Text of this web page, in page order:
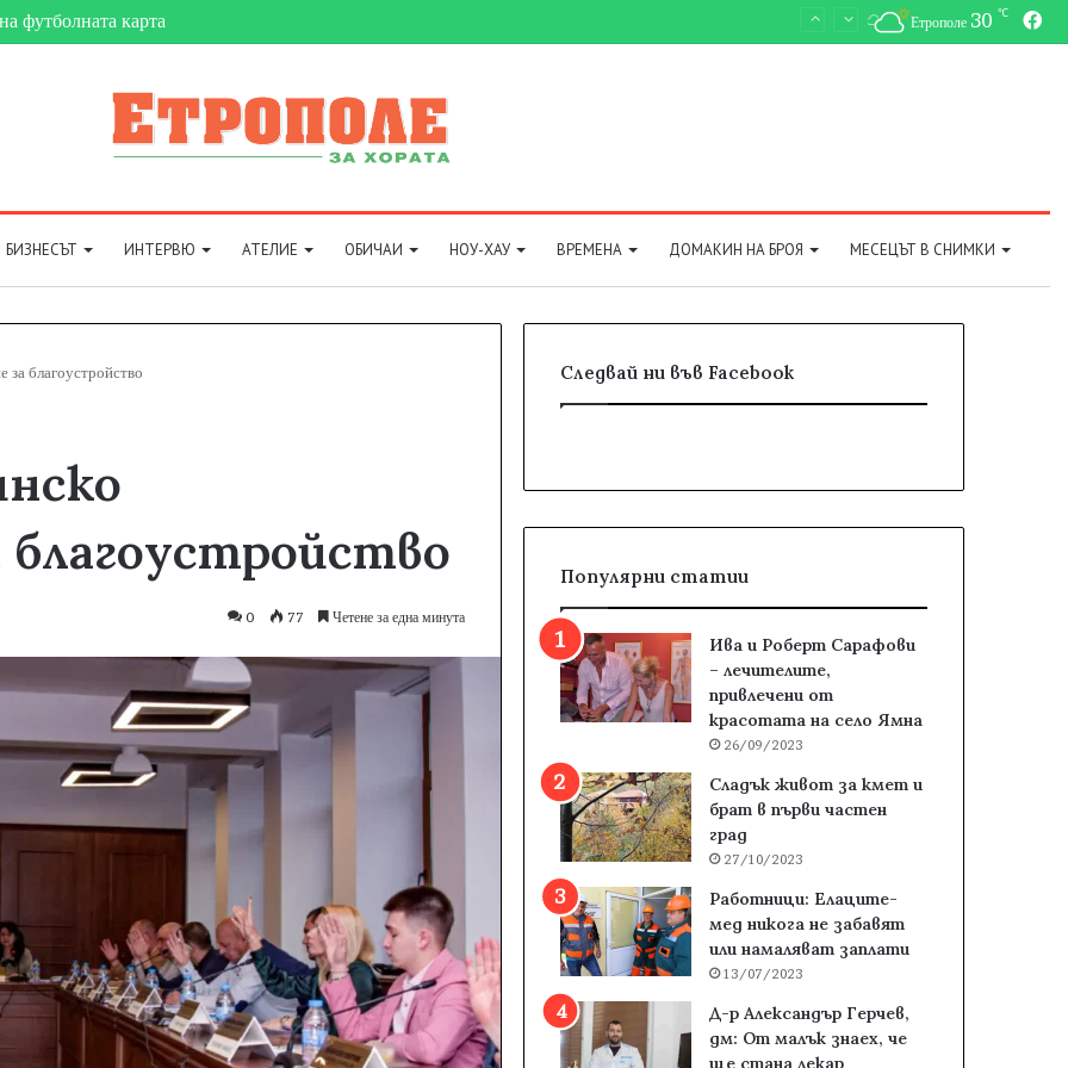
футболната карта Етрополе 30 ℃
БИЗНЕСЪТ ИНТЕРВЮ АТЕЛИЕ ОБИЧАИ НОУ-ХАУ ВРЕМЕНА ДОМАКИН НА БРОЯ МЕСЕЦЪТ В СНИМКИ
за благоустройство
0 77 Четене за една минута
Следвай ни във Facebook
Популярни статии
Ива и Роберт Сарафови
– лечителите,
привлечени от
красотата на село Ямна
26/09/2023
Сладък живот за кмет и
брат в първи частен
град
27/10/2023
Работници: Елаците-
мед никога не забавят
или намаляват заплати
13/07/2023
Д-р Александър Герчев,
дм: От малък знаех, че
ще стана лекар